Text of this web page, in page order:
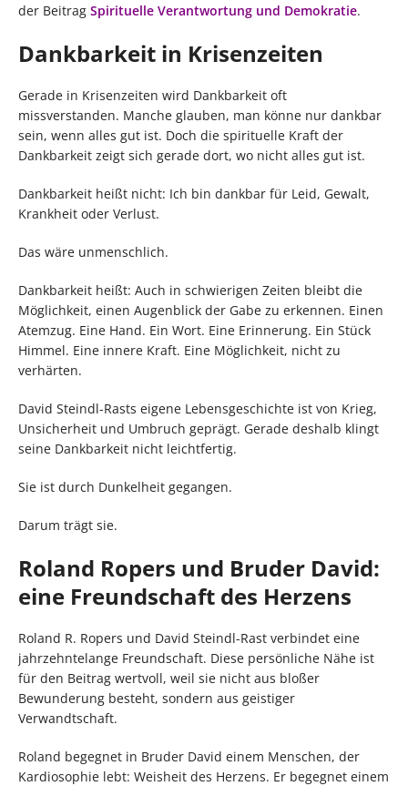
der Beitrag Spirituelle Verantwortung und Demokratie.
Dankbarkeit in Krisenzeiten
Gerade in Krisenzeiten wird Dankbarkeit oft
missverstanden. Manche glauben, man könne nur dankbar
sein, wenn alles gut ist. Doch die spirituelle Kraft der
Dankbarkeit zeigt sich gerade dort, wo nicht alles gut ist.
Dankbarkeit heißt nicht: Ich bin dankbar für Leid, Gewalt,
Krankheit oder Verlust.
Das wäre unmenschlich.
Dankbarkeit heißt: Auch in schwierigen Zeiten bleibt die
Möglichkeit, einen Augenblick der Gabe zu erkennen. Einen
Atemzug. Eine Hand. Ein Wort. Eine Erinnerung. Ein Stück
Himmel. Eine innere Kraft. Eine Möglichkeit, nicht zu
verhärten.
David Steindl-Rasts eigene Lebensgeschichte ist von Krieg,
Unsicherheit und Umbruch geprägt. Gerade deshalb klingt
seine Dankbarkeit nicht leichtfertig.
Sie ist durch Dunkelheit gegangen.
Darum trägt sie.
Roland Ropers und Bruder David:
eine Freundschaft des Herzens
Roland R. Ropers und David Steindl-Rast verbindet eine
jahrzehntelange Freundschaft. Diese persönliche Nähe ist
für den Beitrag wertvoll, weil sie nicht aus bloßer
Bewunderung besteht, sondern aus geistiger
Verwandtschaft.
Roland begegnet in Bruder David einem Menschen, der
Kardiosophie lebt: Weisheit des Herzens. Er begegnet einem